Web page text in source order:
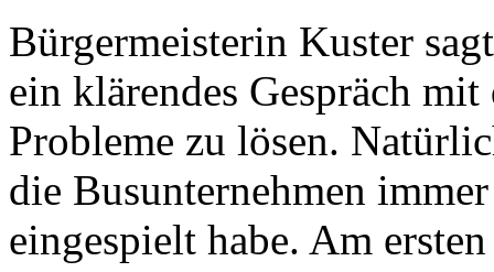
Bürgermeisterin Kuster
ein klärendes Gespräch
Probleme zu lösen.
die Busunternehmen
eingespielt habe. Am